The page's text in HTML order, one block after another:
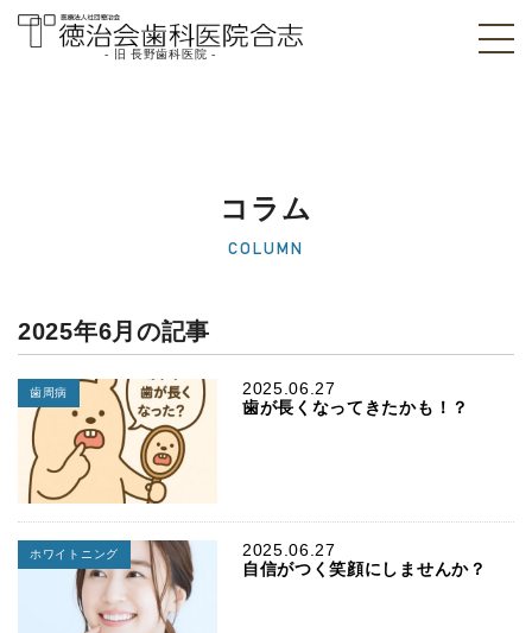
医院]｜熊本県合志
- 旧 長野歯科医院 -
コラム
COLUMN
2025年6月の記事
2025.06.27
歯周病
歯が長くなってきたかも！？
2025.06.27
ホワイトニング
自信がつく笑顔にしませんか？